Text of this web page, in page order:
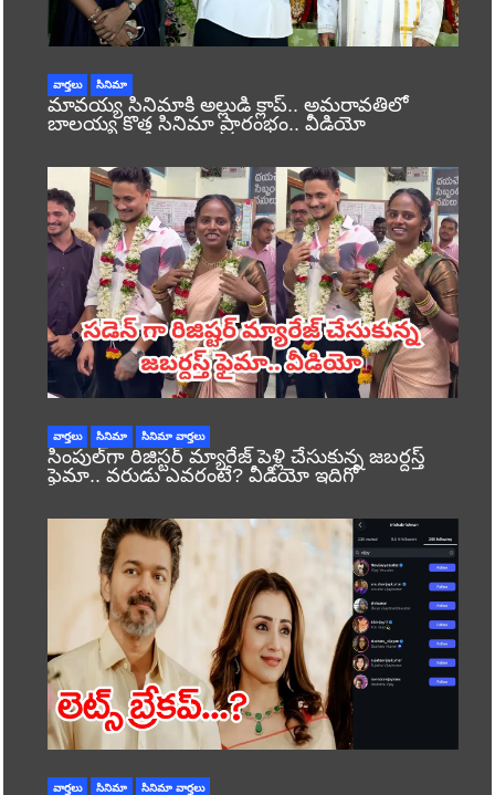
వార్తలు సినిమా
మావయ్య సినిమాకి అల్లుడి క్లాప్.. అమరావతిలో
బాలయ్య కొత్త సినిమా ప్రారంభం.. వీడియో
వార్తలు సినిమా సినిమా వార్తలు
సింపుల్‌గా రిజిస్టర్‌ మ్యారేజ్ పెళ్లి చేసుకున్న జబర్దస్త్
ఫైమా.. వరుడు ఎవరంటే? వీడియో ఇదిగో
వార్తలు సినిమా సినిమా వార్తలు